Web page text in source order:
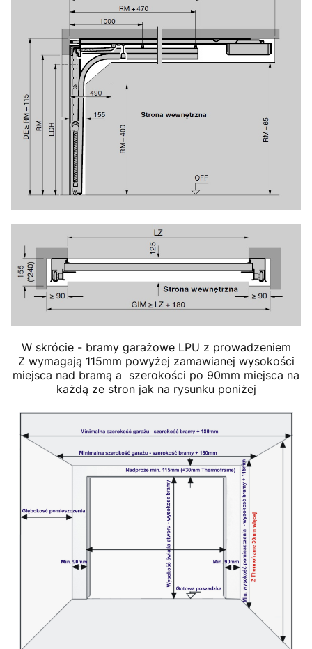
W skrócie - bramy garażowe LPU z prowadzeniem
Z wymagają 115mm powyżej zamawianej wysokości
miejsca nad bramą a szerokości po 90mm miejsca na
każdą ze stron jak na rysunku poniżej